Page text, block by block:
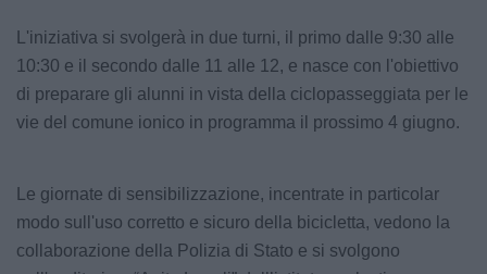
L'iniziativa si svolgerà in due turni, il primo dalle 9:30 alle
10:30 e il secondo dalle 11 alle 12, e nasce con l'obiettivo
di preparare gli alunni in vista della ciclopasseggiata per le
vie del comune ionico in programma il prossimo 4 giugno.
Le giornate di sensibilizzazione, incentrate in particolar
modo sull'uso corretto e sicuro della bicicletta, vedono la
collaborazione della Polizia di Stato e si svolgono